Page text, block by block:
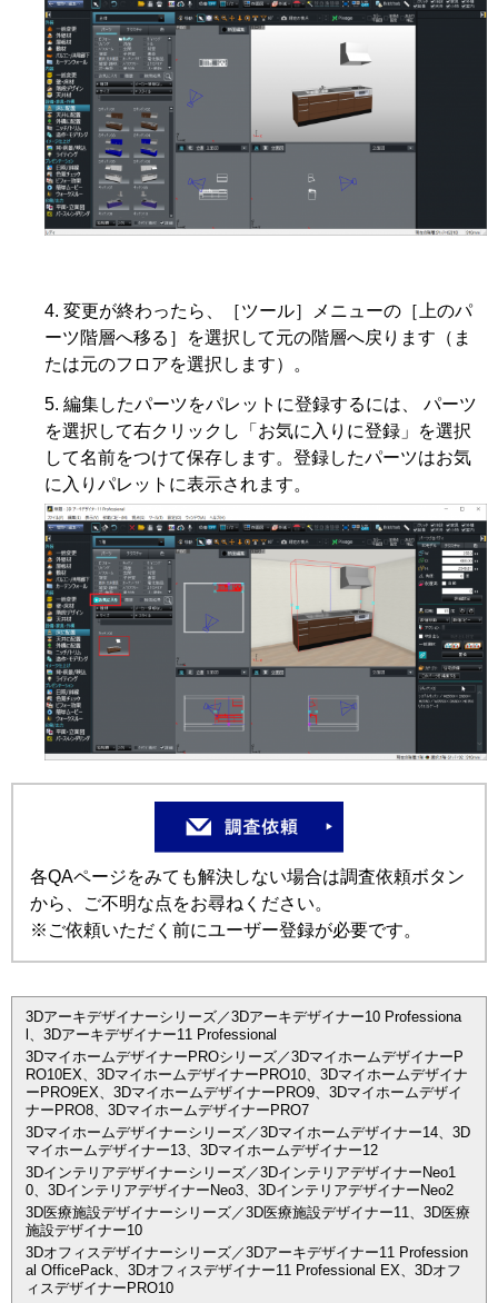
変更が終わったら、［ツール］メニューの［上のパ
ーツ階層へ移る］を選択して元の階層へ戻ります（ま
たは元のフロアを選択します）。
編集したパーツをパレットに登録するには、 パーツ
を選択して右クリックし「お気に入りに登録」を選択
して名前をつけて保存します。登録したパーツはお気
に入りパレットに表示されます。
各QAページをみても解決しない場合は調査依頼ボタン
から、ご不明な点をお尋ねください。
※ご依頼いただく前にユーザー登録が必要です。
3Dアーキデザイナーシリーズ／3Dアーキデザイナー10 Professiona
l、3Dアーキデザイナー11 Professional
3DマイホームデザイナーPROシリーズ／3DマイホームデザイナーP
RO10EX、3DマイホームデザイナーPRO10、3Dマイホームデザイナ
ーPRO9EX、3DマイホームデザイナーPRO9、3Dマイホームデザイ
ナーPRO8、3DマイホームデザイナーPRO7
3Dマイホームデザイナーシリーズ／3Dマイホームデザイナー14、3D
マイホームデザイナー13、3Dマイホームデザイナー12
3Dインテリアデザイナーシリーズ／3DインテリアデザイナーNeo1
0、3DインテリアデザイナーNeo3、3DインテリアデザイナーNeo2
3D医療施設デザイナーシリーズ／3D医療施設デザイナー11、3D医療
施設デザイナー10
3Dオフィスデザイナーシリーズ／3Dアーキデザイナー11 Profession
al OfficePack、3Dオフィスデザイナー11 Professional EX、3Dオフ
ィスデザイナーPRO10